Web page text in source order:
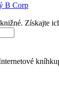
B Corp
Získajte